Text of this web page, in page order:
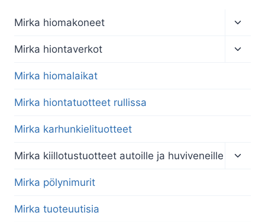
Mirka hiomakoneet
menu
Mirka hiontaverkot
Mirka hiomalaikat
Mirka hiontatuotteet rullissa
Mirka karhunkielituotteet
Mirka kiillotustuotteet autoille ja huviveneille
Mirka pölynimurit
Mirka tuoteuutisia